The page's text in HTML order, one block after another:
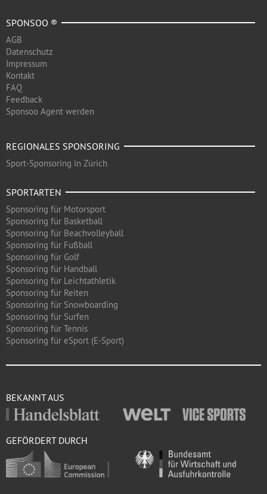
SPONSOO ®
AGB
Datenschutz
Impressum
Kontakt
FAQ
Feedback
Sponsoo Agent werden
REGIONALES SPONSORING
Sport-Sponsoring in Zürich
SPORTARTEN
Sponsoring für Motorsport
Sponsoring für Basketball
Sponsoring für Beachvolleyball
Sponsoring für Fußball
Sponsoring für Golf
Sponsoring für Handball
Sponsoring für Leichtathletik
Sponsoring für Reiten
Sponsoring für Snowboarding
Sponsoring für Surfen
Sponsoring für Tennis
Sponsoring für eSport (E-Sport)
BEKANNT AUS
GEFÖRDERT DURCH